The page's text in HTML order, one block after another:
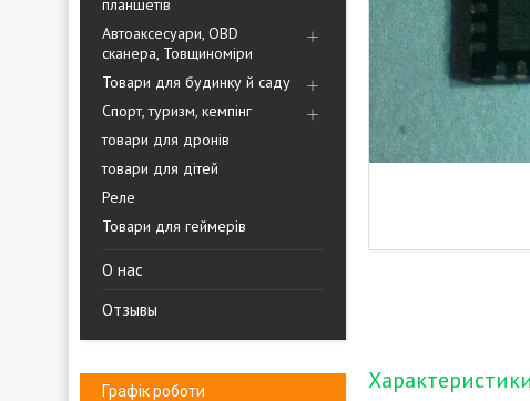
планшетів
Автоаксесуари, OBD
сканера, Товщиноміри
Товари для будинку й саду
Спорт, туризм, кемпінг
товари для дронів
товари для дітей
Реле
Товари для геймерів
О нас
Отзывы
Графік роботи Характеристики